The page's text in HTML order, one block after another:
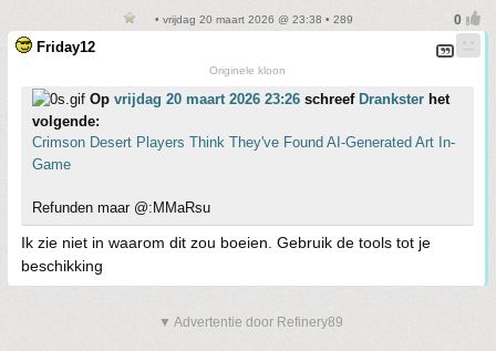
• vrijdag 20 maart 2026 @ 23:38 • 289
Friday12
Originele kloon
Op vrijdag 20 maart 2026 23:26 schreef Drankster het
volgende:
Crimson Desert Players Think They've Found AI-Generated Art In-
Game
Refunden maar @:MMaRsu
Ik zie niet in waarom dit zou boeien. Gebruik de tools tot je
beschikking
▼ Advertentie door Refinery89